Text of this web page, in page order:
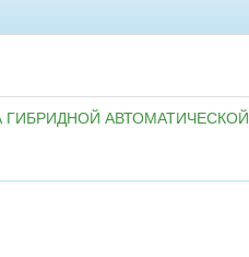
АВТОМАТИЧЕСКОЙ